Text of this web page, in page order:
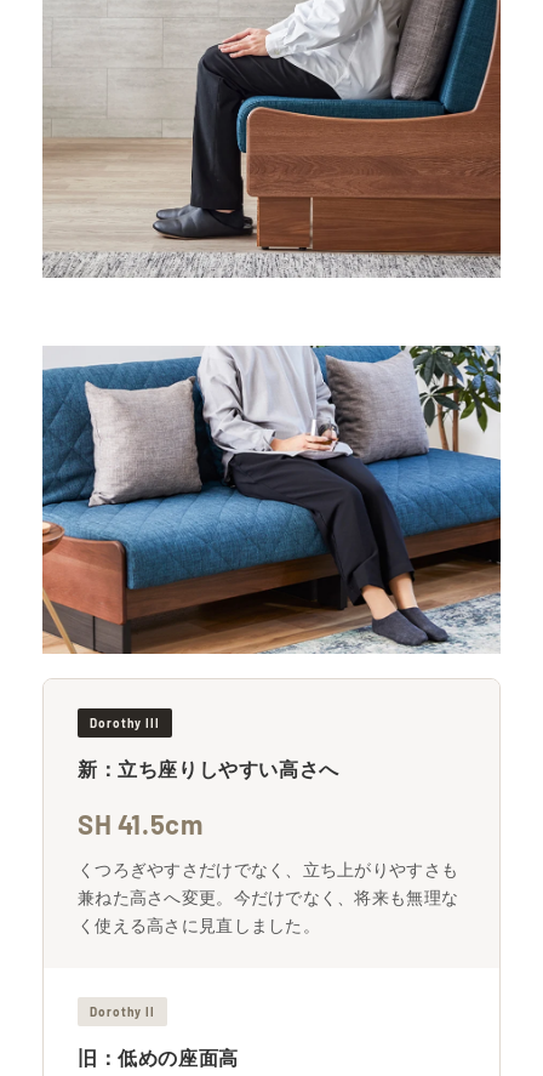
Dorothy III
新：立ち座りしやすい高さへ
SH 41.5cm
くつろぎやすさだけでなく、立ち上がりやすさも
兼ねた高さへ変更。今だけでなく、将来も無理な
く使える高さに見直しました。
Dorothy II
旧：低めの座面高